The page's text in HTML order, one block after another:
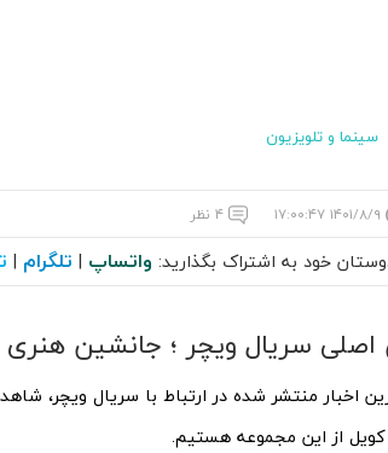
سینما و تلویزیون
۱۴۰۱/۸/۹ ۱۷:۰۰:۴۷ ۴ نظر
خود به اشتراک بگذارید: واتساپ | تلگرام |
سریال ویچر ؛ جانشین
اخبار منتشر شده در ارتباط با سریال ویچر، شاهد
از این مجموعه هستیم.